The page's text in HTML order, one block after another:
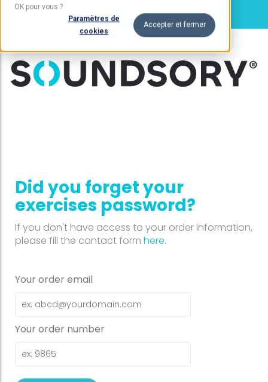
OK pour vous ?
Paramètres de
cookies
Accepter et fermer
Did you forget your
exercises password?
If you don't have access to your order information,
please fill the contact form here.
Your order email
Your order number